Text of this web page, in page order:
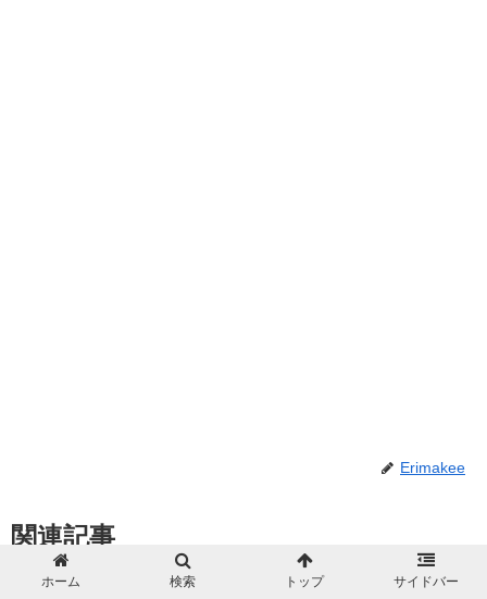
Erimakee
関連記事
ホーム 検索 トップ サイドバー